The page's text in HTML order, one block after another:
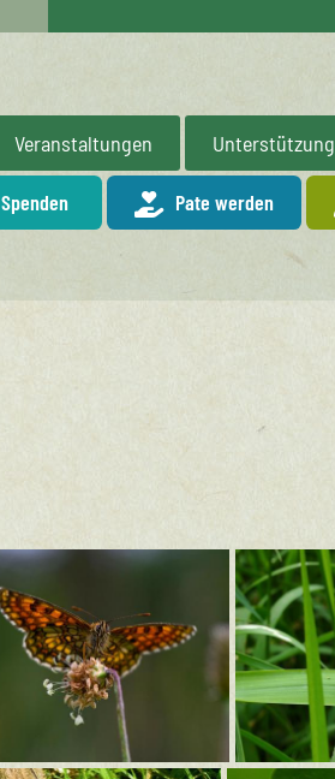
Veranstaltungen Unterstützung
Spenden Pate werden